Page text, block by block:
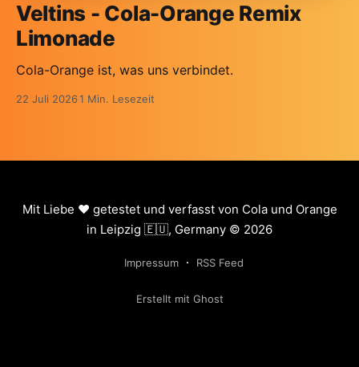
Veltins - Cola-Orange Remix
Limonade
Cola-Orange ist, was uns verbindet.
22 Juli 20261 Min. Lesezeit
Mit Liebe ❤️ getestet und verfasst von Cola und Orange
in Leipzig 🇪🇺, Germany © 2026
Impressum RSS Feed
Erstellt mit Ghost